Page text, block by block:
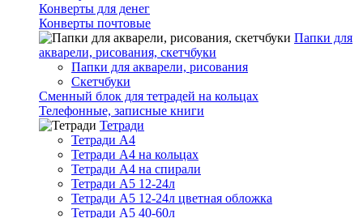
Конверты для денег
Конверты почтовые
Папки для
акварели, рисования, скетчбуки
Папки для акварели, рисования
Скетчбуки
Сменный блок для тетрадей на кольцах
Телефонные, записные книги
Тетради
Тетради А4
Тетради А4 на кольцах
Тетради А4 на спирали
Тетради А5 12-24л
Тетради А5 12-24л цветная обложка
Тетради А5 40-60л